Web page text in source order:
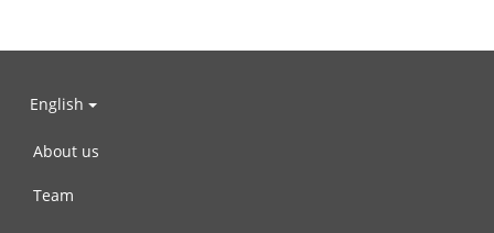
English
About us
Team